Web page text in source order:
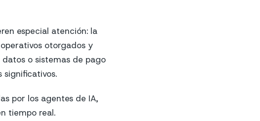
especial atención: la
otorgados y
o sistemas de pago
significativos.
por los agentes de IA,
tiempo real.